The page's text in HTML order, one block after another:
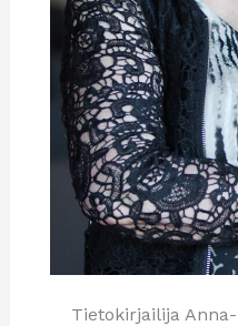
Tietokirjailija